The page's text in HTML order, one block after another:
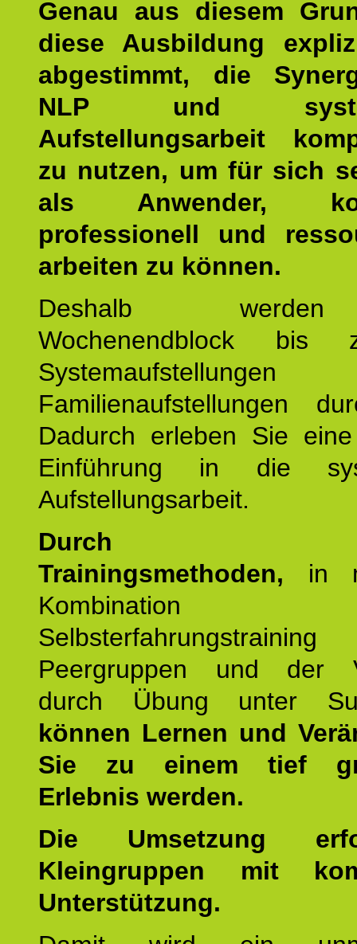
Genau aus diesem
diese Ausbildung
abgestimmt, die
NLP und
Aufstellungsarbeit
zu nutzen, um für sich
als Anwender,
professionell und
arbeiten zu können.
Deshalb
Wochenendblock bis
Familienaufstellungen
Dadurch erleben Sie
Einführung in die
Aufstellungsarbeit.
Durch
Trainingsmethoden, in
Peergruppen und der
durch Übung unter
können Lernen und
Sie zu einem tief
Erlebnis werden.
Die Umsetzung
Kleingruppen mit
Unterstützung.